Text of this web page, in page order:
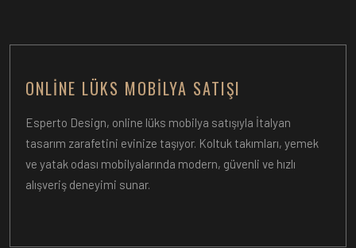
ONLINE LÜKS MOBILYA SATIŞI
Esperto Design, online lüks mobilya satışıyla İtalyan
tasarım zarafetini evinize taşıyor. Koltuk takımları, yemek
ve yatak odası mobilyalarında modern, güvenli ve hızlı
alışveriş deneyimi sunar.